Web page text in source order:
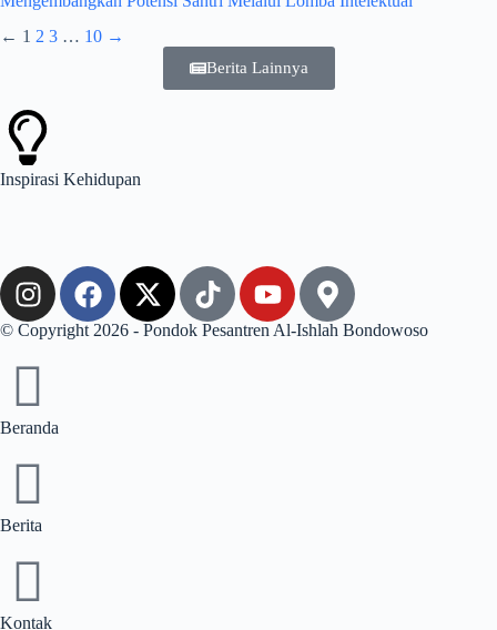
← 1 2 3 … 10 →
Berita Lainnya
Inspirasi Kehidupan
© Copyright 2026 - Pondok Pesantren Al-Ishlah Bondowoso
Beranda
Berita
Kontak